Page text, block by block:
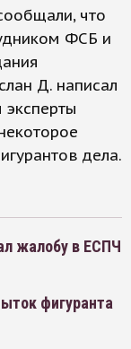
что
ФСБ и
Д. написал
эксперты
дела.
жалобу в ЕСПЧ
фигуранта